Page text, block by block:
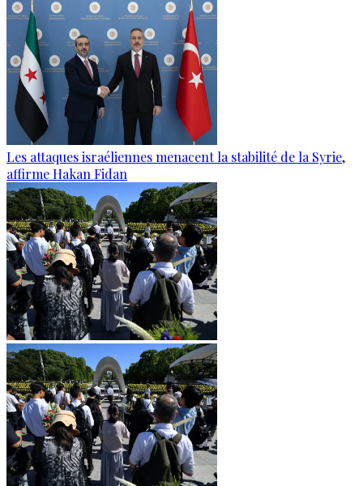
Les attaques israéliennes menacent la stabilité de la Syrie,
affirme Hakan Fidan